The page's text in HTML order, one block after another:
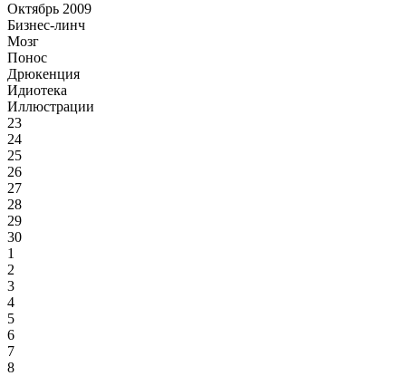
Октябрь 2009
Бизнес-линч
Мозг
Понос
Дрюкенция
Идиотека
Иллюстрации
23
24
25
26
27
28
29
30
1
2
3
4
5
6
7
8